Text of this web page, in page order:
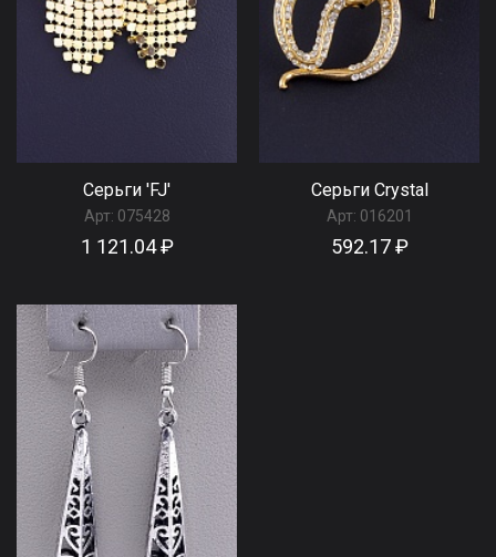
Серьги 'FJ'
Арт: 075428
1 121.04 ₽
Серьги Сrystal
Арт: 016201
592.17 ₽